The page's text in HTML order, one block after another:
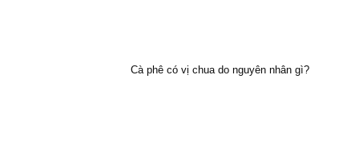
Cà phê có vị chua do nguyên nhân gì?